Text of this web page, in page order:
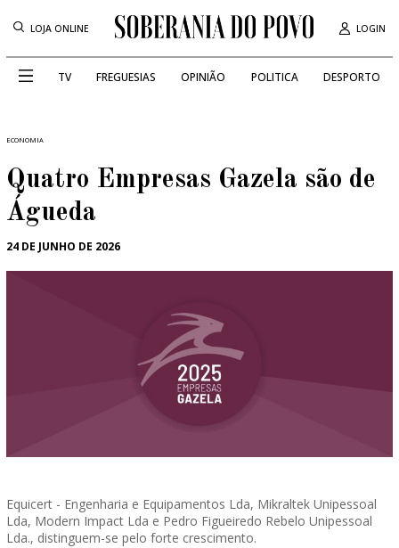
LOJA ONLINE LOGIN
TV FREGUESIAS OPINIÃO POLITICA DESPORTO
ECONOMIA
Quatro Empresas Gazela são de
Águeda
24 DE JUNHO DE 2026
Equicert - Engenharia e Equipamentos Lda, Mikraltek Unipessoal
Lda, Modern Impact Lda e Pedro Figueiredo Rebelo Unipessoal
Lda., distinguem-se pelo forte crescimento.